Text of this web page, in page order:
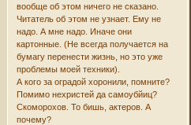
вообще об этом ничего не сказано.
Читатель об этом не узнает. Ему не
надо. А мне надо. Иначе они
картонные. (Не всегда получается на
бумагу перенести жизнь, но это уже
проблемы моей техники).
А кого за оградой хоронили, помните?
Помимо нехристей да самоубйиц?
Скоморохов. То бишь, актеров. А
почему?